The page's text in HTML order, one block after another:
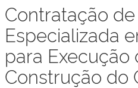
Contratação
Especializada
para Execução
Construção do